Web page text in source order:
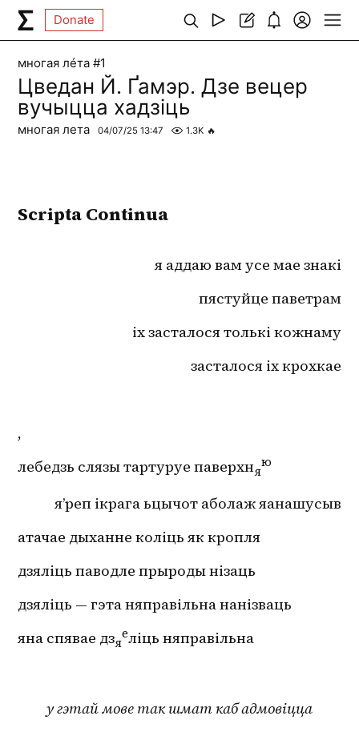
Donate
многая лéта #1
Цведан Й. Ґамэр. Дзе вецер
вучыцца хадзіць
многая лета 04/07/25 13:47 1.3K 🔥
Scripta Continua
я аддаю вам усе мае знакі
пястуйце паветрам
іх засталося толькі кожнаму
засталося іх крохкае
,
лебедзь слязы тартуруе паверхня
ю
я’реп ікрага ьцычот аболаж яанашусыв
атачае дыханне коліць як кропля
дзяліць паводле прыроды нізаць
дзяліць — гэта няправільна нанізваць
яна спявае дзя
еліць няправільна
у гэтай мове так шмат каб адмовіцца